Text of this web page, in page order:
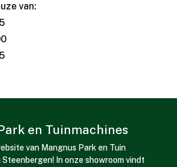
van:
en Tuinmachines
van Mangnus Park en Tuin
Steenbergen! In onze showroom vindt